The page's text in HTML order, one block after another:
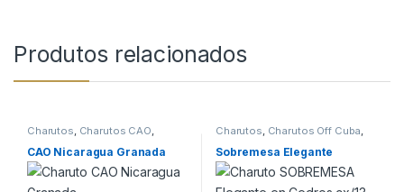
Produtos relacionados
Charutos Charutos CAO
Charutos Nicaragua Charutos
Off Cuba
CAO Nicaragua Granada
Charutos Charutos Off Cuba
Charutos Sobremesa
Sobremesa Elegante